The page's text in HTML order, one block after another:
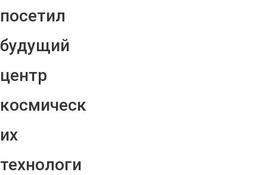
посетил
будущий
центр
космическ
их
технологи